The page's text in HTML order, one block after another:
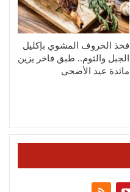
فخذ الخروف المشوي بإكليل
الجبل والثوم.. طبق فاخر يزين
مائدة عيد الأضحى